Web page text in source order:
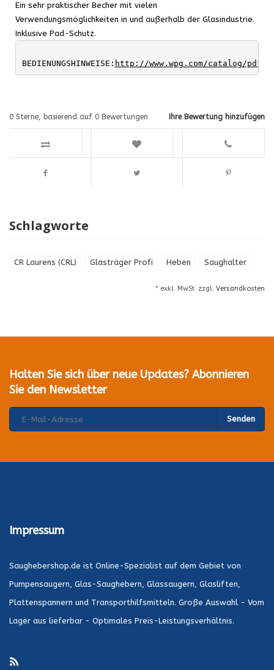
Ein sehr praktischer Becher mit vielen
Verwendungsmöglichkeiten in und außerhalb der Glasindustrie.
Inklusive Pad-Schutz.
BEDIENUNGSHINWEISE: http://www.wpg.com/catalog/pdf/
Ihre Bewertung hinzufügen
0 Sterne, basierend auf 0 Bewertungen
Schlagworte
CR Laurens (CRL) Glasträger Profi Heben Saughalter
* exkl. MwSt. zzgl. Versandkosten
Halten Sie sich über neue Updates? Abonnieren
Sie den Newsletter
Senden
Impressum
Saughebershop.de ist Online-Spezialist auf dem Gebiet von
Pumpensaugern, Glas-Saughebern, Glassaugern, Glasliften,
Plattenspannern und Transporthilfsmitteln. Große Auswahl - Vom
Lager aus lieferbar - Optimales Preis-Leistungsverhältnis.